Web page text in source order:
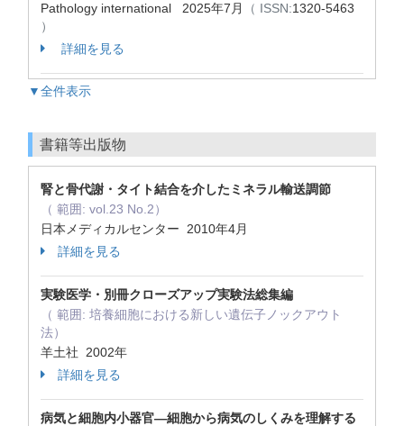
Pathology international 2025年7月
（ ISSN:1320-5463
）
詳細を見る
▼全件表示
書籍等出版物
腎と骨代謝・タイト結合を介したミネラル輸送調節
（ 範囲: vol.23 No.2）
日本メディカルセンター 2010年4月
詳細を見る
実験医学・別冊クローズアップ実験法総集編
（ 範囲: 培養細胞における新しい遺伝子ノックアウト
法）
羊土社 2002年
詳細を見る
病気と細胞内小器官―細胞から病気のしくみを理解する